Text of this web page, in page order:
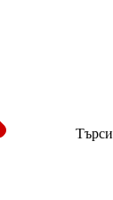
Търси